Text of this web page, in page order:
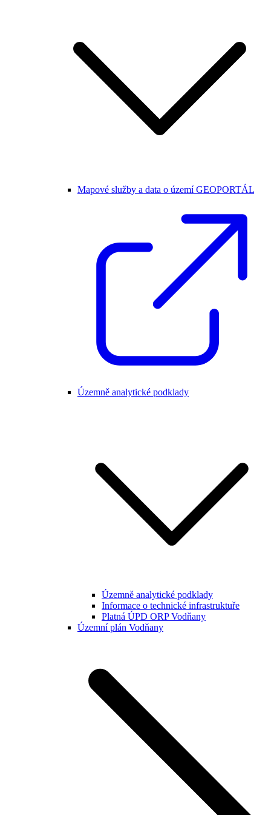
Mapové služby a data o území GEOPORTÁL
Územně analytické podklady
Územně analytické podklady
Informace o technické infrastruktuře
Platná ÚPD ORP Vodňany
Územní plán Vodňany